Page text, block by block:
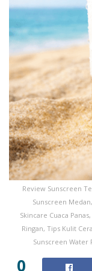
merujuk pada
diMicrosoft
digital Anda.
melindungi
mencegah
yang tidak
Menuju
Secara
Panduan AI 2026
dan bisnis yang
untuk terus
muncul setiap
Keberanian
akan menjadikan
Review Sunscreen
Sunscreen
Skincare Cuaca
Ringan, Tips Kulit
Sunscreen Water
0